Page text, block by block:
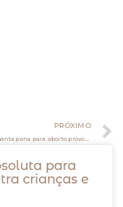
PRÓXIMO
para
crianças e